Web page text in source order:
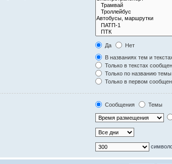
Да
Нет
В названиях тем и
Только в текстах
Только по названию темы
Только в первом
Сообщения
Темы